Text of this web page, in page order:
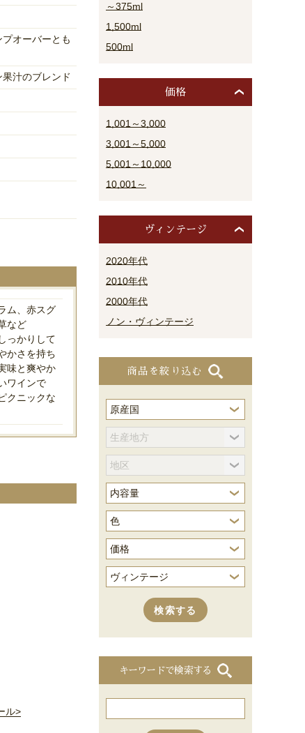
オーバーとも
汁のブレンド
ム、赤スグ
など
っかりして
かさを持ち
味と爽やか
ワインで
クニックな
ル>
～375ml
1,500ml
500ml
価格
1,001～3,000
3,001～5,000
5,001～10,000
10,001～
ヴィンテージ
2020年代
2010年代
2000年代
ノン・ヴィンテージ
商品を絞り込む
キーワードで検索する